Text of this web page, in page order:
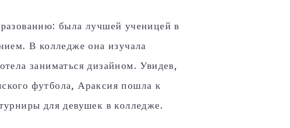
была лучшей ученицей в
В колледже она изучала
заниматься дизайном. Увидев,
футбола, Араксия пошла к
для девушек в колледже.